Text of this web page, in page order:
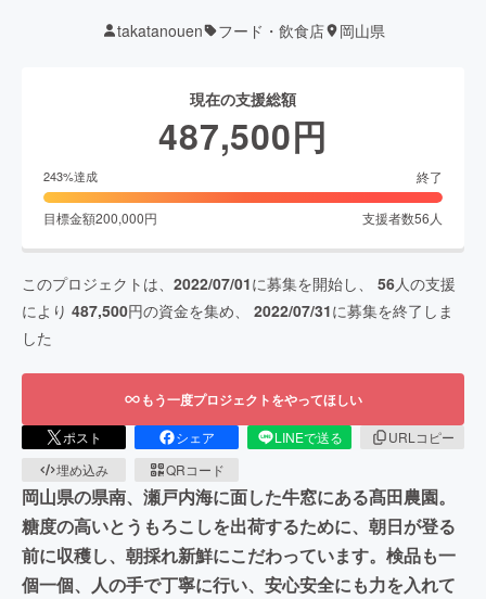
takatanouen フード・飲食店 岡山県
現在の支援総額
487,500円
243%達成 終了
目標金額200,000円 支援者数56 人
このプロジェクトは、 2022/07/01に募集を開始し、 56人の支援
により 487,500円の資金を集め、 2022/07/31に募集を終了しま
した
もう一度プロジェクトをやってほしい
ポスト シェア LINEで送る
URLコピー
埋め込み
QRコード
岡山県の県南、瀬戸内海に面した牛窓にある髙田農園。
糖度の高いとうもろこしを出荷するために、朝日が登る
前に収穫し、朝採れ新鮮にこだわっています。検品も一
個一個、人の手で丁寧に行い、安心安全にも力を入れて